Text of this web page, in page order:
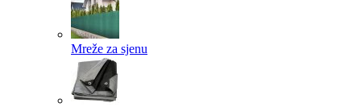
Mreže za sjenu